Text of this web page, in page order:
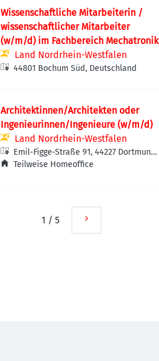
Wissenschaftliche Mitarbeiterin /
wissenschaftlicher Mitarbeiter
(w/m/d) im Fachbereich Mechatronik
und Maschinenbau
Land Nordrhein-Westfalen
44801 Bochum Süd, Deutschland
Architektinnen/Architekten oder
Ingenieurinnen/Ingenieure (w/m/d)
Land Nordrhein-Westfalen
Emil-Figge-Straße 91, 44227 Dortmund,
Deutschland
Teilweise Homeoffice
1 / 5